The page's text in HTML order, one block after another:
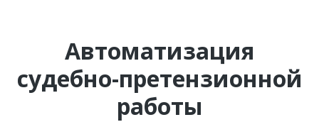
Автоматизация
судебно-претензионной
работы